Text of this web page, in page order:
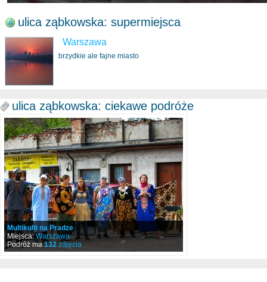
ulica ząbkowska: supermiejsca
Warszawa
brzydkie ale fajne miasto
ulica ząbkowska: ciekawe podróże
Multikulti na Pradze
Miejsca:Warszawa
Podróż ma132 zdjęcia